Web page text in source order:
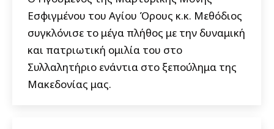
Εσφιγμένου του Αγίου Όρους κ.κ. Μεθόδιος
συγκλόνισε το μέγα πλήθος με την δυναμική
και πατριωτική ομιλία του στο
Συλλαλητήριο ενάντια στο ξεπούλημα της
Μακεδονίας μας.